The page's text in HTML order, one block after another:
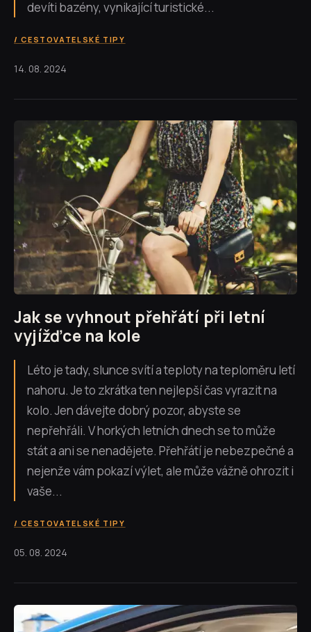
devíti bazény, vynikající turistické...
CESTOVATELSKÉ TIPY
14. 08. 2024
Jak se vyhnout přehřátí při letní
vyjížďce na kole
Léto je tady, slunce svítí a teploty na teploměru letí
nahoru. Je to zkrátka ten nejlepší čas vyrazit na
kolo. Jen dávejte dobrý pozor, abyste se
nepřehřáli. V horkých letních dnech se to může
stát a ani se nenadějete. Přehřátí je nebezpečné a
nejenže vám pokazí výlet, ale může vážně ohrozit i
vaše...
CESTOVATELSKÉ TIPY
05. 08. 2024